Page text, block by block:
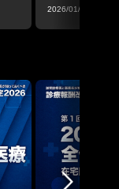
2026/01/13